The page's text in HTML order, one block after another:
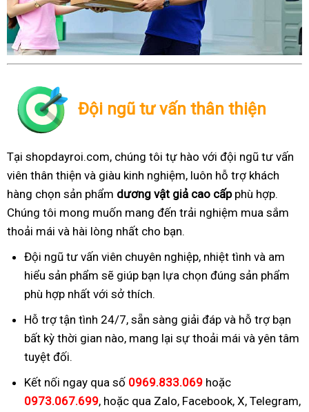
Đội ngũ tư vấn thân thiện
Tại shopdayroi.com, chúng tôi tự hào với đội ngũ tư vấn
viên thân thiện và giàu kinh nghiệm, luôn hỗ trợ khách
hàng chọn sản phẩm dương vật giả cao cấpphù hợp.
Chúng tôi mong muốn mang đến trải nghiệm mua sắm
thoải mái và hài lòng nhất cho bạn.
Đội ngũ tư vấn viên chuyên nghiệp, nhiệt tình và am
hiểu sản phẩm sẽ giúp bạn lựa chọn đúng sản phẩm
phù hợp nhất với sở thích.
Hỗ trợ tận tình 24/7, sẵn sàng giải đáp và hỗ trợ bạn
bất kỳ thời gian nào, mang lại sự thoải mái và yên tâm
tuyệt đối.
Kết nối ngay qua số 0969.833.069 hoặc
0973.067.699, hoặc qua Zalo, Facebook, X, Telegram,